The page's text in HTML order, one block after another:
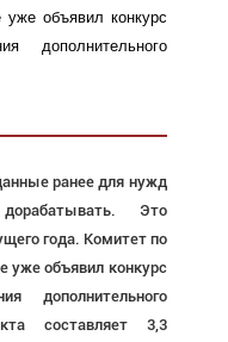
уже объявил конкурс
дополнительного
ранее для нужд
Это
года. Комитет по
уже объявил конкурс
дополнительного
составляет 3,3